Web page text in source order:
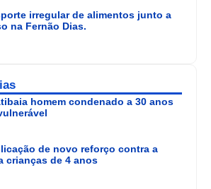
irregular de alimentos junto a
na Fernão Dias.
homem condenado a 30 anos
de novo reforço contra a
crianças de 4 anos